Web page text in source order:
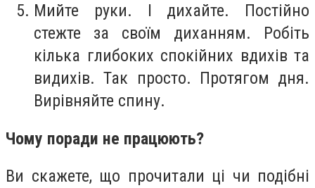
Мийте руки. І дихайте. Постійно
стежте за своїм диханням. Робіть
кілька глибоких спокійних вдихів та
видихів. Так просто. Протягом дня.
Вирівняйте спину.
Чому поради не працюють?
Ви скажете, що прочитали ці чи подібні